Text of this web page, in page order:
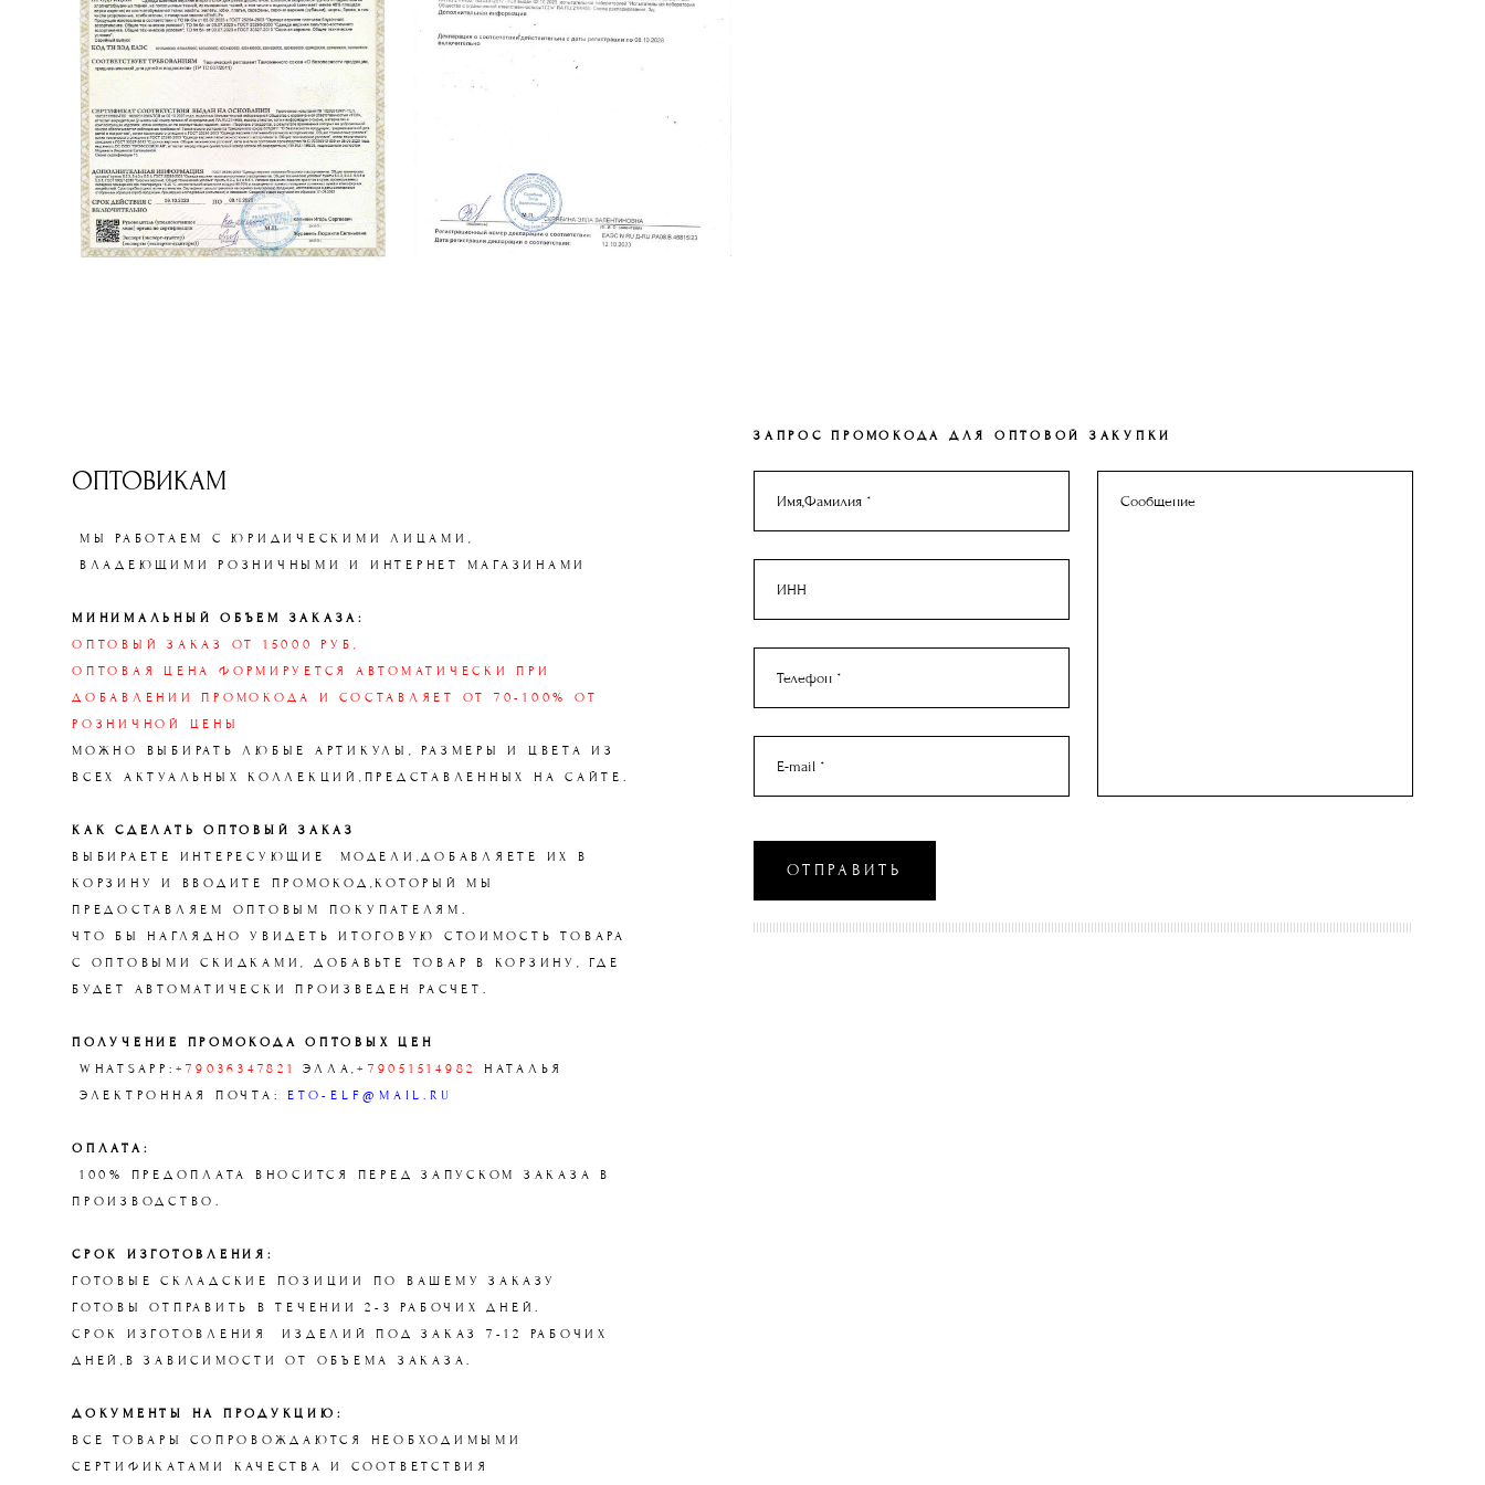
ОПТОВИКАМ
МЫ РАБОТАЕМ С ЮРИДИЧЕСКИМИ ЛИЦАМИ,
ВЛАДЕЮЩИМИ РОЗНИЧНЫМИ И ИНТЕРНЕТ МАГАЗИНАМИ
МИНИМАЛЬНЫЙ ОБЪЕМ ЗАКАЗА:
ОПТОВЫЙ ЗАКАЗ ОТ 15000 РУБ,
ОПТОВАЯ ЦЕНА ФОРМИРУЕТСЯ АВТОМАТИЧЕСКИ ПРИ
ДОБАВЛЕНИИ ПРОМОКОДА И СОСТАВЛЯЕТ ОТ 70-100% ОТ
РОЗНИЧНОЙ ЦЕНЫ
МОЖНО ВЫБИРАТЬ ЛЮБЫЕ АРТИКУЛЫ, РАЗМЕРЫ И ЦВЕТА ИЗ
ВСЕХ АКТУАЛЬНЫХ КОЛЛЕКЦИЙ,ПРЕДСТАВЛЕННЫХ НА САЙТЕ.
КАК СДЕЛАТЬ ОПТОВЫЙ ЗАКАЗ
ВЫБИРАЕТЕ ИНТЕРЕСУЮЩИЕ МОДЕЛИ,ДОБАВЛЯЕТЕ ИХ В
КОРЗИНУ И ВВОДИТЕ ПРОМОКОД,КОТОРЫЙ МЫ
ПРЕДОСТАВЛЯЕМ ОПТОВЫМ ПОКУПАТЕЛЯМ.
ЧТО БЫ НАГЛЯДНО УВИДЕТЬ ИТОГОВУЮ СТОИМОСТЬ ТОВАРА
С ОПТОВЫМИ СКИДКАМИ, ДОБАВЬТЕ ТОВАР В КОРЗИНУ, ГДЕ
БУДЕТ АВТОМАТИЧЕСКИ ПРОИЗВЕДЕН РАСЧЕТ.
ПОЛУЧЕНИЕ ПРОМОКОДА ОПТОВЫХ ЦЕН
WHATSAPP: +79036347821ЭЛЛА, +79051514982
НАТАЛЬЯ
ЭЛЕКТРОННАЯ ПОЧТА: ETO-ELF@MAIL.RU
ОПЛАТА:
100% ПРЕДОПЛАТА ВНОСИТСЯ ПЕРЕД ЗАПУСКОМ ЗАКАЗА В
ПРОИЗВОДСТВО.
СРОК ИЗГОТОВЛЕНИЯ:
ГОТОВЫЕ СКЛАДСКИЕ ПОЗИЦИИ ПО ВАШЕМУ ЗАКАЗУ
ГОТОВЫ ОТПРАВИТЬ В ТЕЧЕНИИ 2-3 РАБОЧИХ ДНЕЙ.
СРОК ИЗГОТОВЛЕНИЯ ИЗДЕЛИЙ ПОД ЗАКАЗ 7-12 РАБОЧИХ
ДНЕЙ,В ЗАВИСИМОСТИ ОТ ОБЪЕМА ЗАКАЗА.
ДОКУМЕНТЫ НА ПРОДУКЦИЮ:
ВСЕ ТОВАРЫ СОПРОВОЖДАЮТСЯ НЕОБХОДИМЫМИ
СЕРТИФИКАТАМИ КАЧЕСТВА И СООТВЕТСТВИЯ
ЗАПРОС ПРОМОКОДА ДЛЯ ОПТОВОЙ ЗАКУПКИ
Имя,Фамилия *
ИНН
Телефон *
E-mail *
Сообщение
ОТПРАВИТЬ